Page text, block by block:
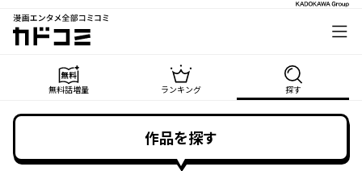
漫画エンタメ全部コミコミ
カドコミ
無料話増量 ランキング 探す
作品を探す